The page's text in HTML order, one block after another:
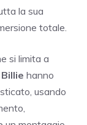
la sua
totale.
si limita a
Billie hanno
usando